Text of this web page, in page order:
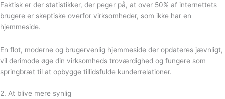
Faktisk er der statistikker, der peger på, at over 50% af internettets
brugere er skeptiske overfor virksomheder, som ikke har en
hjemmeside.
En flot, moderne og brugervenlig hjemmeside der opdateres jævnligt,
vil derimode øge din virksomheds troværdighed og fungere som
springbræt til at opbygge tillidsfulde kunderrelationer.
2. At blive mere synlig